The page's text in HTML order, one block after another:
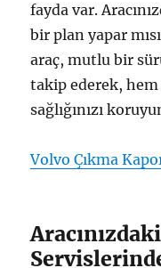
fayda var.
bir plan yapar
araç, mutlu bir
takip ederek, hem
sağlığınızı
Volvo Çıkma